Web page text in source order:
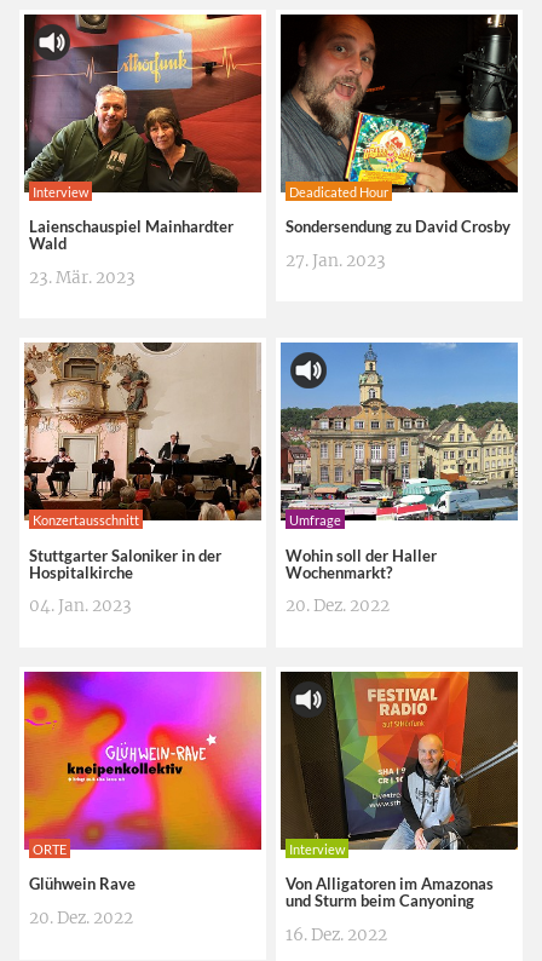
Interview
Laienschauspiel Mainhardter
Wald
23. Mär. 2023
Deadicated Hour
Sondersendung zu David Crosby
27. Jan. 2023
Konzertausschnitt
Stuttgarter Saloniker in der
Hospitalkirche
04. Jan. 2023
Umfrage
Wohin soll der Haller
Wochenmarkt?
20. Dez. 2022
ORTE
Glühwein Rave
20. Dez. 2022
Interview
Von Alligatoren im Amazonas
und Sturm beim Canyoning
16. Dez. 2022